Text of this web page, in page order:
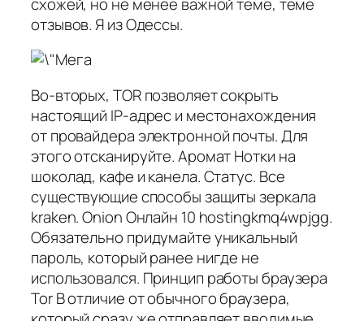
отзывов. Я из Одессы.
Во-вторых, TOR позволяет сокрыть
настоящий IP-адрес и местонахождения
от провайдера электронной почты. Для
этого отсканируйте. Аромат Нотки на
шоколад, кафе и канела. Статус. Все
существующие способы защиты зеркала
kraken. Onion Онлайн 10 hostingkmq4wpjgg.
Обязательно придумайте уникальный
пароль, который ранее нигде не
использовался. Принцип работы браузера
Tor В отличие от обычного браузера,